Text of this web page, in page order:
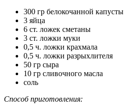
300 гр белокочанной капусты
3 яйца
6 ст. ложек сметаны
3 ст. ложки муки
0,5 ч. ложки крахмала
0,5 ч. ложки разрыхлителя
50 гр сыра
10 гр сливочного масла
соль
Способ приготовления: